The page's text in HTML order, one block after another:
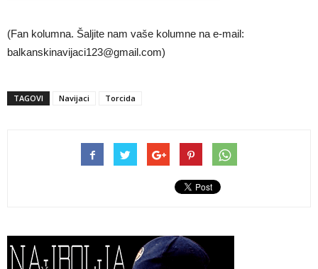
(Fan kolumna. Šaljite nam vaše kolumne na e-mail:
balkanskinavijaci123@gmail.com)
TAGOVI Navijaci Torcida